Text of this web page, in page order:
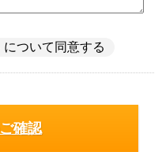
について同意する